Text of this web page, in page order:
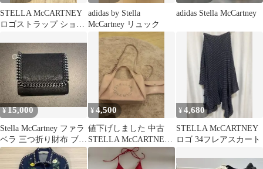
STELLA McCARTNEY
ロゴストラップ ショル
adidas by Stella
McCartney リュック
adidas Stella McCartney
¥15,000
Stella McCartney ファラ
ベラ 三つ折り財布 ブラ
ック
¥4,500
値下げしました 中古
STELLA McCARTNEY
ショルダーバッグ ピン
¥4,680
STELLA McCARTNEY
ロゴ 34フレアスカート